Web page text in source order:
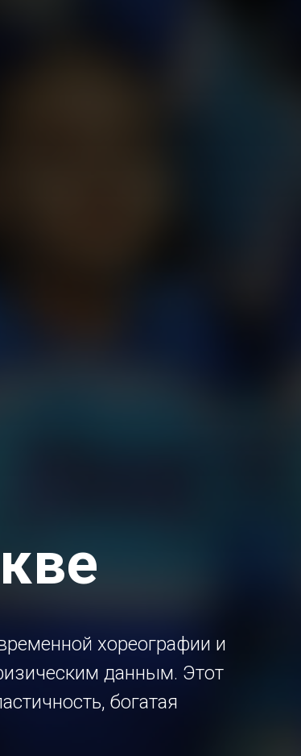
хореографии и
данным. Этот
богатая